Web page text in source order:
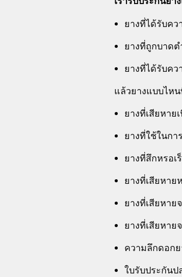
ยางที่ได้รับค
ยางที่ถูกบาด
ยางที่ได้รับคว
แล้วยางแบบไห
ยางที่เสียหาย
ยางที่ใช้ในก
ยางที่สึกหรอเ
ยางที่เสียหา
ยางที่เสียหา
ยางที่เสียหาย
ความลึกดอกย
ใบรับประกัน